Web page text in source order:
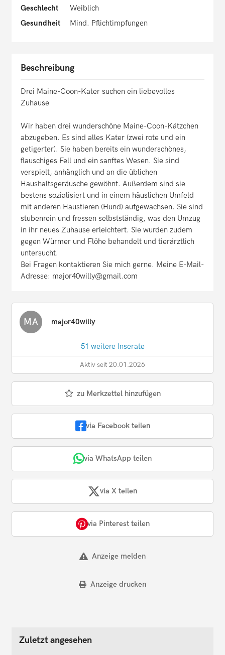
Geschlecht
Weiblich
Gesundheit
Mind. Pflichtimpfungen
Beschreibung
Drei Maine-Coon-Kater suchen ein liebevolles
Zuhause
Wir haben drei wunderschöne Maine-Coon-Kätzchen
abzugeben. Es sind alles Kater (zwei rote und ein
getigerter). Sie haben bereits ein wunderschönes,
flauschiges Fell und ein sanftes Wesen. Sie sind
verspielt, anhänglich und an die üblichen
Haushaltsgeräusche gewöhnt. Außerdem sind sie
bestens sozialisiert und in einem häuslichen Umfeld
mit anderen Haustieren (Hund) aufgewachsen. Sie sind
stubenrein und fressen selbstständig, was den Umzug
in ihr neues Zuhause erleichtert. Sie wurden zudem
gegen Würmer und Flöhe behandelt und tierärztlich
untersucht.
Bei Fragen kontaktieren Sie mich gerne. Meine E-Mail-
Adresse: major40willy@gmail.com
MA major40willy
51 weitere Inserate
Aktiv seit 20.01.2026
zu Merkzettel hinzufügen
via Facebook teilen
via WhatsApp teilen
via X teilen
via Pinterest teilen
Anzeige melden
Anzeige drucken
Zuletzt angesehen